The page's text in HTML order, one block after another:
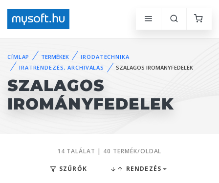
CÍMLAP TERMÉKEK
IRODATECHNIKA
IRATRENDEZÉS, ARCHIVÁLÁS
SZALAGOS IROMÁNYFEDELEK
SZALAGOS
IROMÁNYFEDELEK
14 TALÁLAT | 40 TERMÉK/OLDAL
SZŰRŐK RENDEZÉS